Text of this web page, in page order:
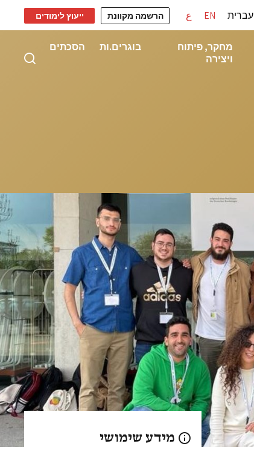
עברית EN ع הרשמה מקוונת ייעוץ לימודים
מחקר, פיתוח
ויצירה
בוגרים.ות הסכתים
מידע שימושי